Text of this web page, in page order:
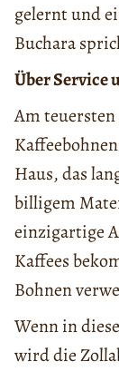
gelernt und
Buchara
Über Service
Am
Haus, das
billigem
einzigartige
Kaffees
Bohnen
Wenn in
wird die